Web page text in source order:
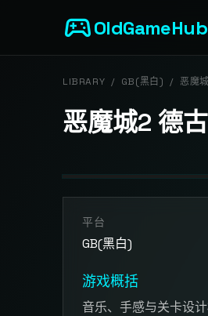
sports_esportsOldGameHub
LIBRARY / GB(黑白) / 恶魔
恶魔城2 德
开始游戏
点击按钮加载游戏模拟器
平台
GB(黑白)
游戏概括
音乐、手感与关卡设